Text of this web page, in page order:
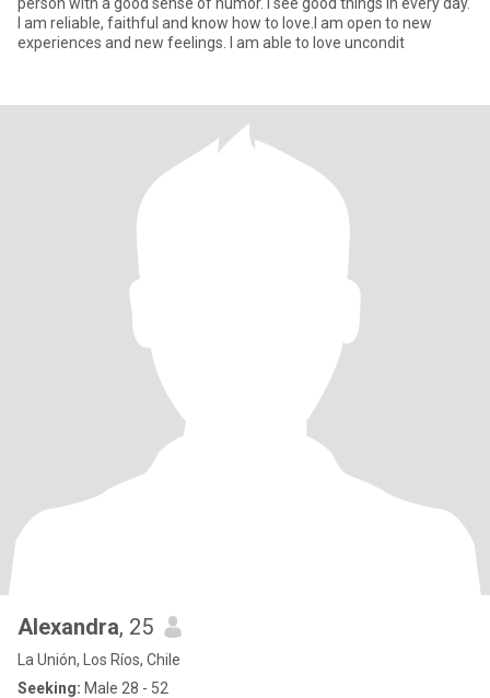
I am reliable, faithful and know how to love.I am open to new
experiences and new feelings. I am able to love uncondit
Alexandra, 25
La Unión, Los Ríos, Chile
Seeking: Male 28 - 52